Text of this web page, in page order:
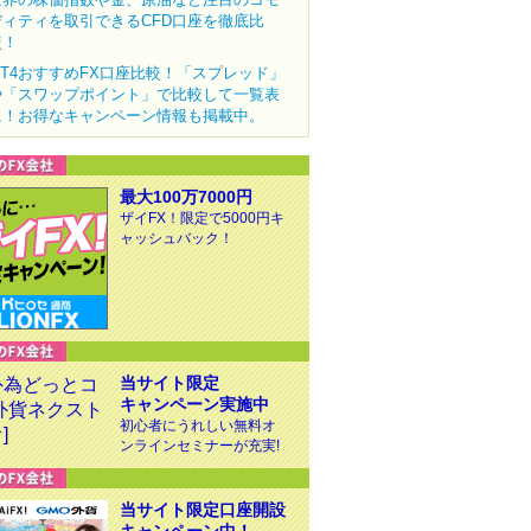
ティを取引できるCFD口座を徹底比
おすすめFX口座比較！「スプレッド」
スワップポイント」で比較して一覧表
お得なキャンペーン情報も掲載中。
最大100万7000円
ザイFX！限定で5000円キ
ャッシュバック！
当サイト限定
キャンペーン実施中
初心者にうれしい無料オ
ンラインセミナーが充実!
当サイト限定口座開設